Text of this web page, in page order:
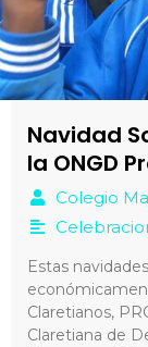
Navidad
la ONGD
Colegio
Estas
Claretianos,
Claretiana de